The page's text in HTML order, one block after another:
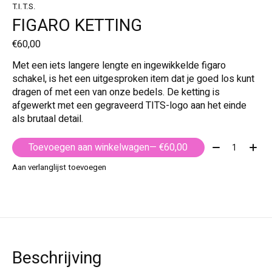
T.I.T.S.
FIGARO KETTING
€60,00
Met een iets langere lengte en ingewikkelde figaro
schakel, is het een uitgesproken item dat je goed los kunt
dragen of met een van onze bedels. De ketting is
afgewerkt met een gegraveerd TITS-logo aan het einde
als brutaal detail.
Toevoegen aan winkelwagen
— €60,00 Aantal:
Aan verlanglijst toevoegen
Beschrijving